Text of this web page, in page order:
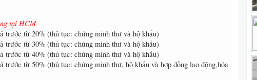
tại HCM
trước từ 20% (thủ tục: chứng minh thư và hộ khẩu)
trước từ 30% (thủ tục: chứng minh thư và hộ khẩu)
trước từ 40% (thủ tục: chứng minh thư và hộ khẩu)
trước từ 50% (thủ tục: chứng minh thư, hộ khẩu và hợp đồng lao động,hóa